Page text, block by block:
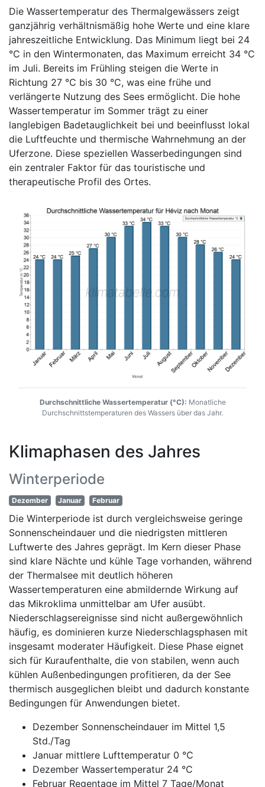
Die Wassertemperatur des Thermalgewässers zeigt
ganzjährig verhältnismäßig hohe Werte und eine klare
jahreszeitliche Entwicklung. Das Minimum liegt bei 24
°C in den Wintermonaten, das Maximum erreicht 34 °C
im Juli. Bereits im Frühling steigen die Werte in
Richtung 27 °C bis 30 °C, was eine frühe und
verlängerte Nutzung des Sees ermöglicht. Die hohe
Wassertemperatur im Sommer trägt zu einer
langlebigen Badetauglichkeit bei und beeinflusst lokal
die Luftfeuchte und thermische Wahrnehmung an der
Uferzone. Diese speziellen Wasserbedingungen sind
ein zentraler Faktor für das touristische und
therapeutische Profil des Ortes.
Durchschnittliche Wassertemperatur (°C): Monatliche
Durchschnittstemperaturen des Wassers über das Jahr.
Klimaphasen des Jahres
Winterperiode
Dezember Januar Februar
Die Winterperiode ist durch vergleichsweise geringe
Sonnenscheindauer und die niedrigsten mittleren
Luftwerte des Jahres geprägt. Im Kern dieser Phase
sind klare Nächte und kühle Tage vorhanden, während
der Thermalsee mit deutlich höheren
Wassertemperaturen eine abmildernde Wirkung auf
das Mikroklima unmittelbar am Ufer ausübt.
Niederschlagsereignisse sind nicht außergewöhnlich
häufig, es dominieren kurze Niederschlagsphasen mit
insgesamt moderater Häufigkeit. Diese Phase eignet
sich für Kuraufenthalte, die von stabilen, wenn auch
kühlen Außenbedingungen profitieren, da der See
thermisch ausgeglichen bleibt und dadurch konstante
Bedingungen für Anwendungen bietet.
Dezember Sonnenscheindauer im Mittel 1,5
Std./Tag
Januar mittlere Lufttemperatur 0 °C
Dezember Wassertemperatur 24 °C
Februar Regentage im Mittel 7 Tage/Monat